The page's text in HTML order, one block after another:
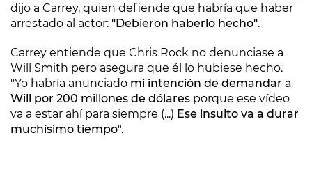
dijo a Carrey, quien defiende que habría que haber
arrestado al actor: "Debieron haberlo hecho".
Carrey entiende que Chris Rock no denunciase a
Will Smith pero asegura que él lo hubiese hecho.
"Yo habría anunciado mi intención de demandar a
Will por 200 millones de dólares porque ese vídeo
va a estar ahí para siempre (...) Ese insulto va a durar
muchísimo tiempo".